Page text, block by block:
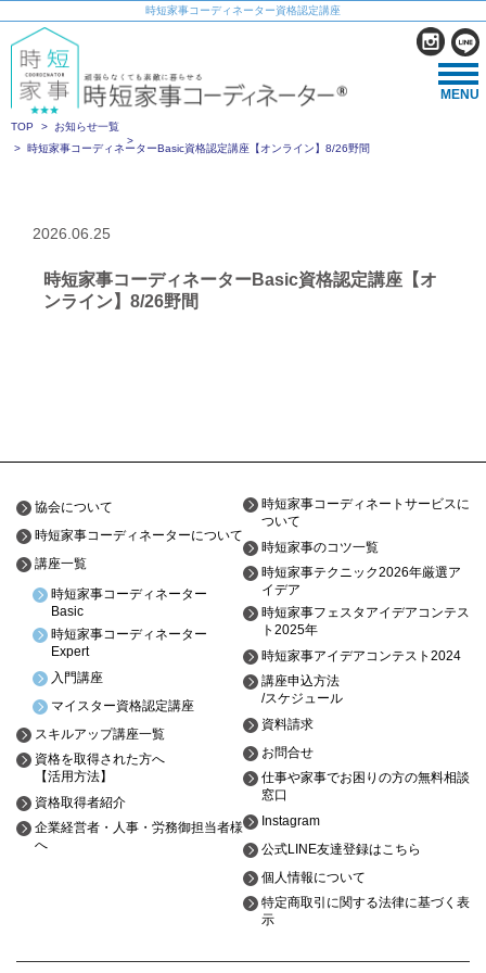
時短家事コーディネーター資格認定講座
MENU
TOP
お知らせ一覧
時短家事コーディネーターBasic資格認定講座【オンライン】8/26野間
2026.06.25
時短家事コーディネーターBasic資格認定講座【オ
ンライン】8/26野間
協会について
時短家事コーディネーターについて
講座一覧
時短家事コーディネーター
Basic
時短家事コーディネーター
Expert
入門講座
マイスター資格認定講座
スキルアップ講座一覧
資格を取得された方へ
【活用方法】
資格取得者紹介
企業経営者・人事・労務御担当者様
へ
時短家事コーディネートサービスに
ついて
時短家事のコツ一覧
時短家事テクニック2026年厳選ア
イデア
時短家事フェスタアイデアコンテス
ト2025年
時短家事アイデアコンテスト2024
講座申込方法
/スケジュール
資料請求
お問合せ
仕事や家事でお困りの方の無料相談
窓口
Instagram
公式LINE友達登録はこちら
個人情報について
特定商取引に関する法律に基づく表
示